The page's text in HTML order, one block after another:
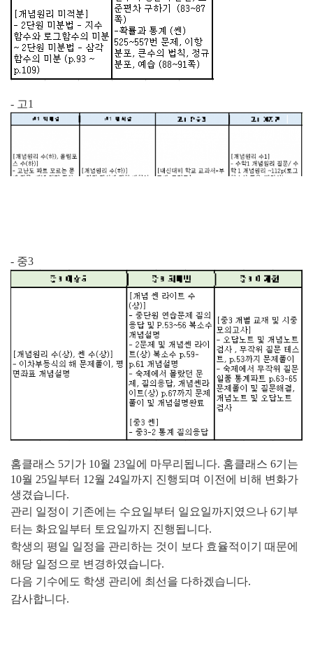
- 고1
- 중3
홈클래스 5기가 10월 23일에 마무리됩니다. 홈클래스 6기는
10월 25일부터 12월 24일까지 진행되며 이전에 비해 변화가
생겼습니다.
관리 일정이 기존에는 수요일부터 일요일까지였으나 6기부
터는 화요일부터 토요일까지 진행됩니다.
학생의 평일 일정을 관리하는 것이 보다 효율적이기 때문에
해당 일정으로 변경하였습니다.
다음 기수에도 학생 관리에 최선을 다하겠습니다.
감사합니다.